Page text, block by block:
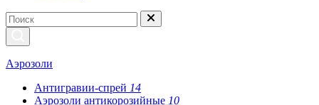
Аэрозоли
Антигравии-спрей 14
Аэрозоли антикорозийные 10